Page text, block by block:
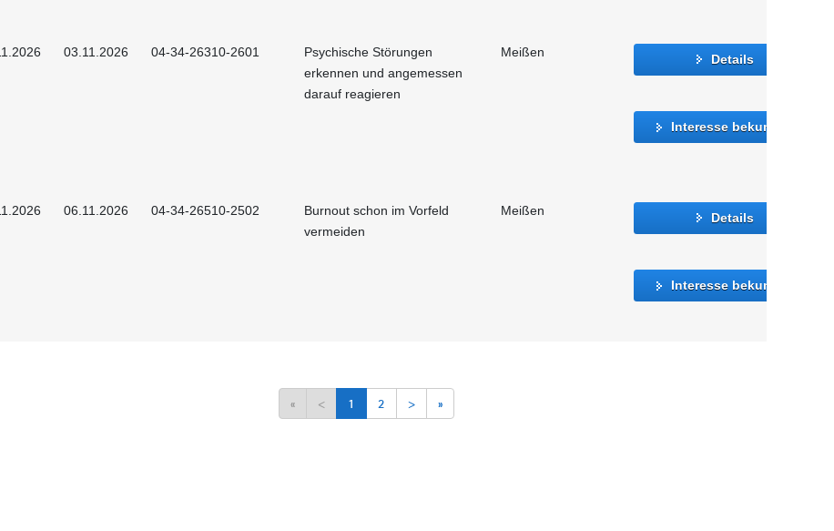
03.11.2026 04-34-26310-2601
Psychische Störungen
erkennen und angemessen
darauf reagieren
Meißen Details
Interesse bekunden
06.11.2026 04-34-26510-2502
Burnout schon im Vorfeld
vermeiden
Meißen Details
Interesse bekunden
« < 1 2 > »